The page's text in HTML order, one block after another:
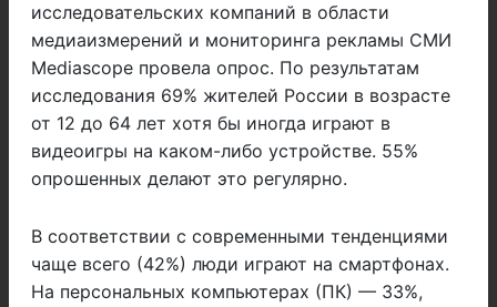
исследовательских компаний в области
медиаизмерений и мониторинга рекламы СМИ
Mediascope провела опрос. По результатам
исследования 69% жителей России в возрасте
от 12 до 64 лет хотя бы иногда играют в
видеоигры на каком-либо устройстве. 55%
опрошенных делают это регулярно.
В соответствии с современными тенденциями
чаще всего (42%) люди играют на смартфонах.
На персональных компьютерах (ПК) — 33%,